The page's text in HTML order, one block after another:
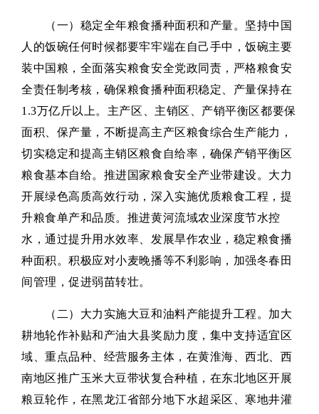
（一）稳定全年粮食播种面积和产量。坚持中国
人的饭碗任何时候都要牢牢端在自己手中，饭碗主要
装中国粮，全面落实粮食安全党政同责，严格粮食安
全责任制考核，确保粮食播种面积稳定、产量保持在
1.3万亿斤以上。主产区、主销区、产销平衡区都要保
面积、保产量，不断提高主产区粮食综合生产能力，
切实稳定和提高主销区粮食自给率，确保产销平衡区
粮食基本自给。推进国家粮食安全产业带建设。大力
开展绿色高质高效行动，深入实施优质粮食工程，提
升粮食单产和品质。推进黄河流域农业深度节水控
水，通过提升用水效率、发展旱作农业，稳定粮食播
种面积。积极应对小麦晚播等不利影响，加强冬春田
间管理，促进弱苗转壮。
（二）大力实施大豆和油料产能提升工程。加大
耕地轮作补贴和产油大县奖励力度，集中支持适宜区
域、重点品种、经营服务主体，在黄淮海、西北、西
南地区推广玉米大豆带状复合种植，在东北地区开展
粮豆轮作，在黑龙江省部分地下水超采区、寒地井灌